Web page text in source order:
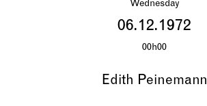
Wednesday
06.12.1972
00h00
Edith Peinemann